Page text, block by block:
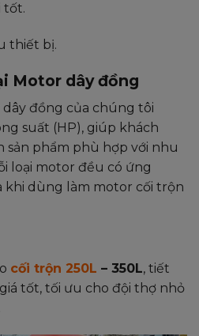
tốt.
thiết bị.
Motor dây đồng
đồng của chúng tôi
suất (HP), giúp khách
sản phẩm phù hợp với nhu
loại motor đều có ứng
khi dùng làm motor cối trộn
cối trộn 250L – 350L, tiết
tốt, tối ưu cho đội thợ nhỏ